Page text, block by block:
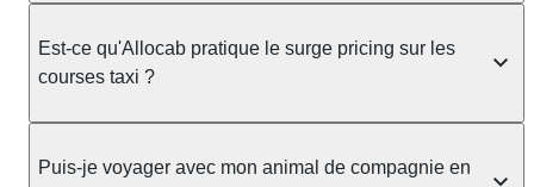
ou nombreux, précisez-le dans le champ "Message
au chauffeur" lors de la réservation. Le prix n'est
pas impacté par le nombre de bagages.
prendre en charge directement dans la rue, à une
station ou sur réservation, avec un tarif au
réservation et propose un prix fixe annoncé à
l'avance. Chez Allocab, réservez facilement votre
Est-ce qu'Allocab pratique le surge pricing sur les
courses taxi ?
réglementation préfectorale et suit un barème
Puis-je voyager avec mon animal de compagnie en